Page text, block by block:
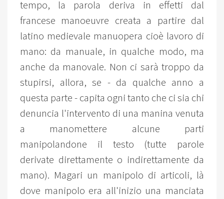
tempo, la parola deriva in effetti dal
francese manoeuvre creata a partire dal
latino medievale manuopera cioè lavoro di
mano: da manuale, in qualche modo, ma
anche da manovale. Non ci sarà troppo da
stupirsi, allora, se - da qualche anno a
questa parte - capita ogni tanto che ci sia chi
denuncia l'intervento di una manina venuta
a manomettere alcune parti
manipolandone il testo (tutte parole
derivate direttamente o indirettamente da
mano). Magari un manipolo di articoli, là
dove manipolo era all'inizio una manciata